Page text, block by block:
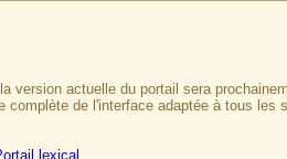
version actuelle du portail sera
complète de l'interface adaptée à tous
lexical